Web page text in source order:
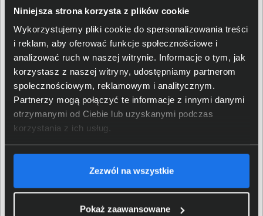
Niniejsza strona korzysta z plików cookie
Wykorzystujemy pliki cookie do spersonalizowania treści
i reklam, aby oferować funkcje społecznościowe i
analizować ruch w naszej witrynie. Informacje o tym, jak
korzystasz z naszej witryny, udostępniamy partnerom
społecznościowym, reklamowym i analitycznym.
Partnerzy mogą połączyć te informacje z innymi danymi
otrzymanymi od Ciebie lub uzyskanymi podczas
korzystania z ich usług.
Zezwól na wszystkie
Pokaż zaawansowane
Bezpieczeństwo i Łączność na
Najwyższym Poziomie
Motorola Edge 60 oferuje ochronę przed zachlapaniem
dzięki wodoodpornej konstrukcji IP68. Błyskawiczne
ładowanie TurboPower™ 68W zapewnia energię na cały
dzień już po krótkim czasie ładowania. Dzięki obsłudze
technologii 5G, Motorola Edge 60 zapewnia ultraszybkie
połączenia internetowe, umożliwiając płynne
streamowanie wideo, szybkie pobieranie plików i
bezproblemowe korzystanie z aplikacji online.